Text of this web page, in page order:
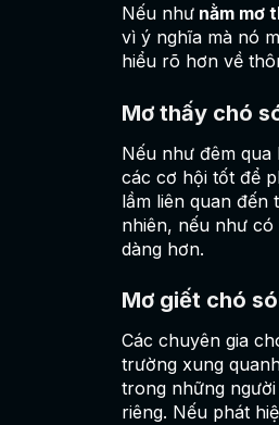
Nếu như nằm mơ
vì ý nghĩa mà nó
hiểu rõ hơn về
Mơ thấy chó
Nếu như đêm
các cơ hội tốt để
lầm liên quan đến
nhiên, nếu như
dàng hơn.
Mơ giết chó
Các chuyên gia
trường xung
trong những
riêng. Nếu phát